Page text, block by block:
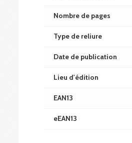
Nombre de pages
Type de reliure
Date de publication
Lieu d'édition
EAN13
eEAN13